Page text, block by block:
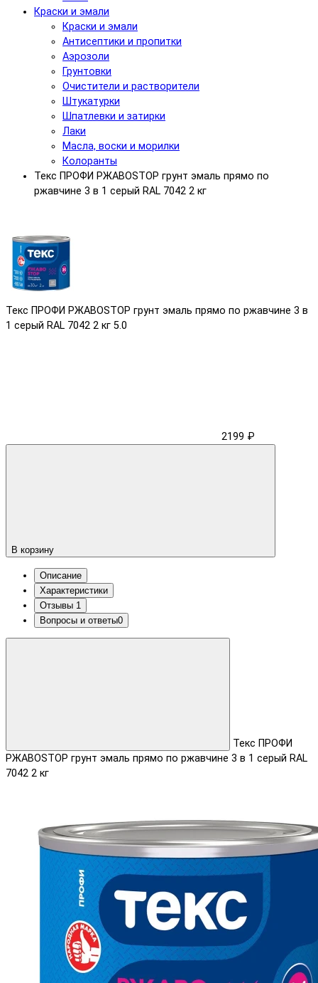
Краски и эмали
Краски и эмали
Антисептики и пропитки
Аэрозоли
Грунтовки
Очистители и растворители
Штукатурки
Шпатлевки и затирки
Лаки
Масла, воски и морилки
Колоранты
Текс ПРОФИ РЖАВОSTOP грунт эмаль прямо по
ржавчине 3 в 1 серый RAL 7042 2 кг
Текс ПРОФИ РЖАВОSTOP грунт эмаль прямо по ржавчине 3 в
1 серый RAL 7042 2 кг 5.0
2199 ₽
В корзину
Описание
Характеристики
Отзывы 1
Вопросы и ответы0
Текс ПРОФИ
РЖАВОSTOP грунт эмаль прямо по ржавчине 3 в 1 серый RAL
7042 2 кг